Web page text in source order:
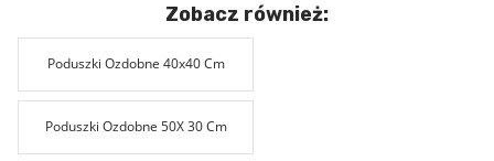
Zobacz również:
Poduszki Ozdobne 40x40 Cm
Poduszki Ozdobne 50X 30 Cm